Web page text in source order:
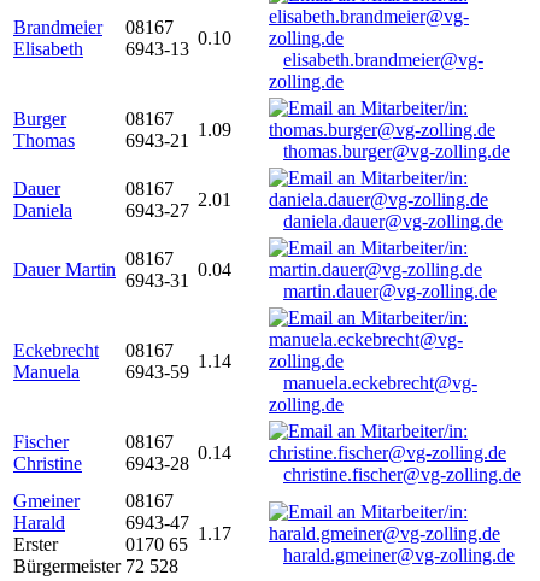
Brandmeier
Elisabeth
08167
6943-13
0.10
elisabeth.brandmeier@vg-
zolling.de
Burger
Thomas
08167
6943-21
1.09
thomas.burger@vg-zolling.de
Dauer
Daniela
08167
6943-27
2.01
daniela.dauer@vg-zolling.de
Dauer Martin
08167
6943-31
0.04
martin.dauer@vg-zolling.de
Eckebrecht
Manuela
08167
6943-59
1.14
manuela.eckebrecht@vg-
zolling.de
Fischer
Christine
08167
6943-28
0.14
christine.fischer@vg-zolling.de
Gmeiner
Harald
Erster
Bürgermeister
08167
6943-47
0170 65
72 528
1.17
harald.gmeiner@vg-zolling.de